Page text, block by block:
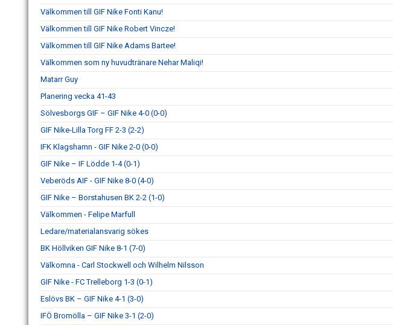
Välkommen till GIF Nike Fonti Kanu!
Välkommen till GIF Nike Robert Vincze!
Välkommen till GIF Nike Adams Bartee!
Välkommen som ny huvudtränare Nehar Maliqi!
Matarr Guy
Planering vecka 41-43
Sölvesborgs GIF – GIF Nike 4-0 (0-0)
GIF Nike-Lilla Torg FF 2-3 (2-2)
IFK Klagshamn - GIF Nike 2-0 (0-0)
GIF Nike – IF Lödde 1-4 (0-1)
Veberöds AIF - GIF Nike 8-0 (4-0)
GIF Nike – Borstahusen BK 2-2 (1-0)
Välkommen - Felipe Marfull
Ledare/materialansvarig sökes
BK Höllviken GIF Nike 8-1 (7-0)
Välkomna - Carl Stockwell och Wilhelm Nilsson
GIF Nike - FC Trelleborg 1-3 (0-1)
Eslövs BK – GIF Nike 4-1 (3-0)
IFÖ Bromölla – GIF Nike 3-1 (2-0)